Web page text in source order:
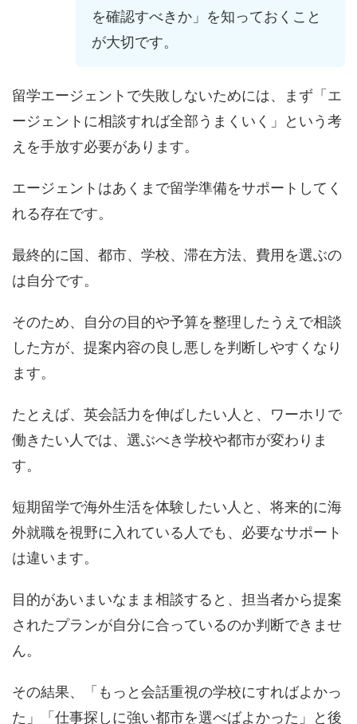
を確認すべきか」を知っておくこと
が大切です。
留学エージェントで失敗しないためには、まず「エ
ージェントに相談すれば全部うまくいく」という考
えを手放す必要があります。
エージェントはあくまで留学準備をサポートしてく
れる存在です。
最終的に国、都市、学校、滞在方法、費用を選ぶの
は自分です。
そのため、自分の目的や予算を整理したうえで相談
した方が、提案内容の良し悪しを判断しやすくなり
ます。
たとえば、英会話力を伸ばしたい人と、ワーホリで
働きたい人では、選ぶべき学校や都市が変わりま
す。
短期留学で海外生活を体験したい人と、将来的に海
外就職を視野に入れている人でも、必要なサポート
は違います。
目的があいまいなまま相談すると、担当者から提案
されたプランが自分に合っているのか判断できませ
ん。
その結果、「もっと会話重視の学校にすればよかっ
た」「仕事探しに強い都市を選べばよかった」と後